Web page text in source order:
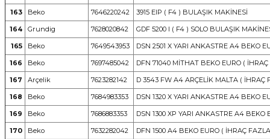
163
Beko 7646220242
3915 EIP ( F4 ) BULAŞIK MAKİNESİ
164
Grundig 7628020842
GDF 5200 I ( F4 ) SOLO BULAŞIK
165
Beko 7649543953
DSN 2501 X YARI ANKASTRE A4 BEKO
166
Beko 7697485042
DFN 71040 MİTHAT BEKO EURO (
167
Arçelik 7623282142
D 3543 FW A4 ARÇELİK MALTA ( İHRAÇ
168
Beko 7684983353
DSN 1320 X YARI ANKASTRE A4 BEKO
169
Beko 7686883353
DSN 1300 XP YARI ANKASTRE A4 BEKO
170
Beko 7632282042
DFN 1500 A4 BEKO EURO ( İHRAÇ